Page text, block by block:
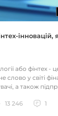
інновацій,
або фінтех -
слово у світі
а також
13 246 1